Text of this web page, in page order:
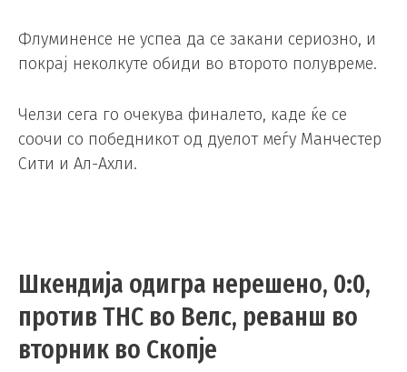
Флуминенсе не успеа да се закани сериозно, и
покрај неколкуте обиди во второто полувреме.
Челзи сега го очекува финалето, каде ќе се
соочи со победникот од дуелот меѓу Манчестер
Сити и Ал-Ахли.
Шкендија одигра нерешено, 0:0,
против ТНС во Велс, реванш во
вторник во Скопје